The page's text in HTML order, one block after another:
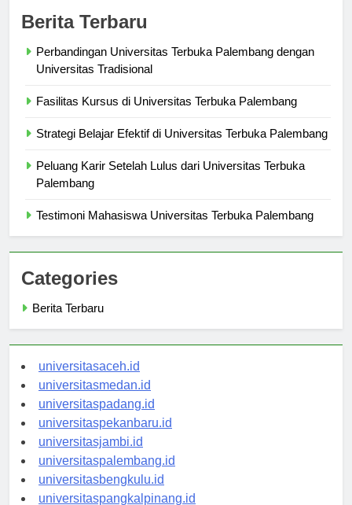
Perbandingan Universitas Terbuka Palembang dengan
Peluang Karir Setelah Lulus dari Universitas Terbuka
Categories
universitasaceh.id
universitasmedan.id
universitaspadang.id
universitaspekanbaru.id
universitasjambi.id
universitaspalembang.id
universitasbengkulu.id